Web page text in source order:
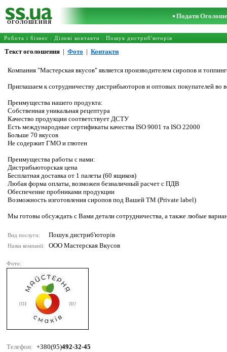
ОГОЛОШЕННЯ
Подати
Робота і бізнес : Ділові контакти : Пошук дистриб'юторів
Текст оголошення | Фото | Контакти
Компания "Мастерская вкусов" является производителем сиропов и
Приглашаем к сотрудничеству дистрибьюторов и оптовых покупателей во
Преимущества нашего продукта:
Собственная уникальная рецептура
Качество продукции соответствует ДСТУ
Есть международные сертификаты качества ISO 9001 та ISO 22000
Больше 70 вкусов
Не содержит ГМО и глютен
Преимущества работы с нами:
Дистрибьюторская цена
Бесплатная доставка от 1 палеты (60 ящиков)
Любая форма оплаты, возможен безналичный расчет с ПДВ
Обеспечение пробниками продукции
Возможность изготовления сиропов под Вашей ТМ (Private label)
Мы готовы обсуждать с Вами детали сотрудничества, а также любые
Вид послуги: Пошук дистриб'юторів
Назва компанії: ООО Мастерская Вкусов
Фото:
Телефон: +380(95)492-32-45